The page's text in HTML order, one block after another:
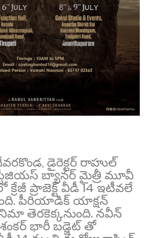
డైరెక్టర్ రాహుల్
బ్యానర్ మైత్రీ మూవీ
ప్రాజెక్ట్ వీడీ 14 ఇటీవలే
పీరియాడిక్ యాక్షన్
తెరకెక్కనుంది. నవీన్
భారీ బడ్జెట్ తో